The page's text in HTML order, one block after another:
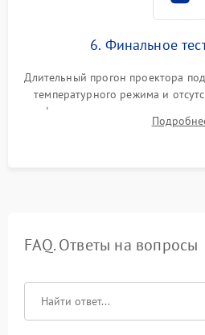
6. Финальное
Длительный прогон проектора
температурного режима и
фокуса, контрастности и
таблицах. Проверка работы
FAQ. Ответы на вопросы